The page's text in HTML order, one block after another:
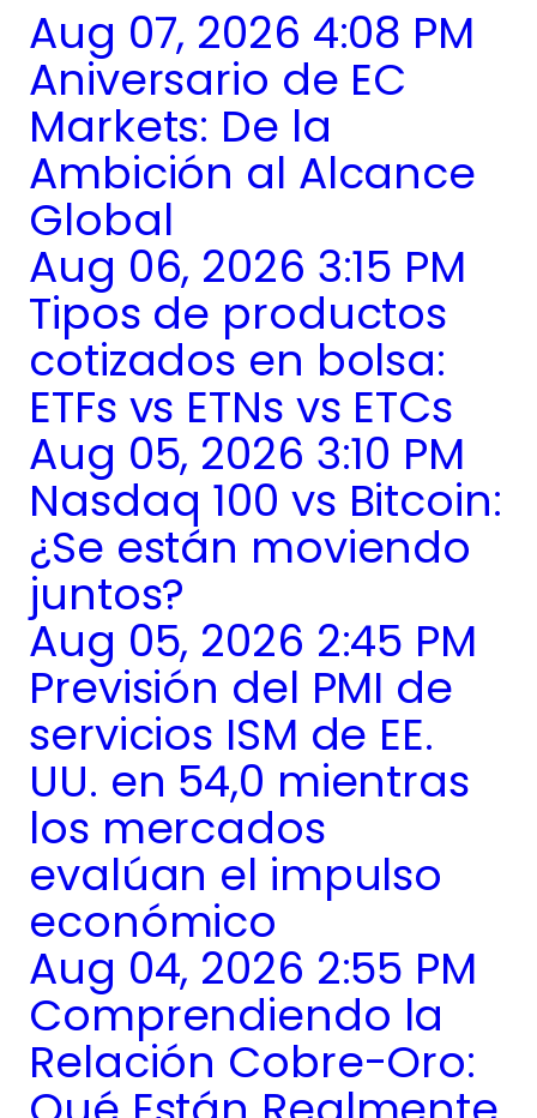
Aug 07, 2026 4:08 PM
Aniversario de EC
Markets: De la
Ambición al Alcance
Global
Aug 06, 2026 3:15 PM
Tipos de productos
cotizados en bolsa:
ETFs vs ETNs vs ETCs
Aug 05, 2026 3:10 PM
Nasdaq 100 vs Bitcoin:
¿Se están moviendo
juntos?
Aug 05, 2026 2:45 PM
Previsión del PMI de
servicios ISM de EE.
UU. en 54,0 mientras
los mercados
evalúan el impulso
económico
Aug 04, 2026 2:55 PM
Comprendiendo la
Relación Cobre-Oro: